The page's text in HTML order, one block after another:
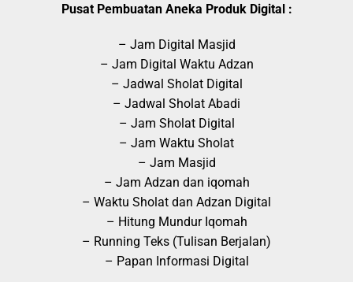
Pusat Pembuatan Aneka Produk Digital :
– Jam Digital Masjid
– Jam Digital Waktu Adzan
– Jadwal Sholat Digital
– Jadwal Sholat Abadi
– Jam Sholat Digital
– Jam Waktu Sholat
– Jam Masjid
– Jam Adzan dan iqomah
– Waktu Sholat dan Adzan Digital
– Hitung Mundur Iqomah
– Running Teks (Tulisan Berjalan)
– Papan Informasi Digital